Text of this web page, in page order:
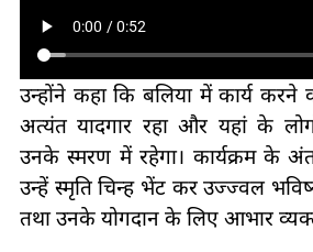
उन्होंने कहा कि बलिया में कार्य
अत्यंत यादगार रहा और यहां के
उनके स्मरण में रहेगा। कार्यक्रम के
उन्हें स्मृति चिन्ह भेंट कर उज्ज्वल
तथा उनके योगदान के लिए आभार